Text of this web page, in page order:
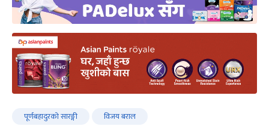
पूर्णबहादुरको सारङ्गी विजय बराल